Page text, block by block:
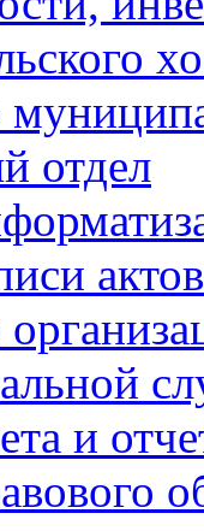
отдел
и